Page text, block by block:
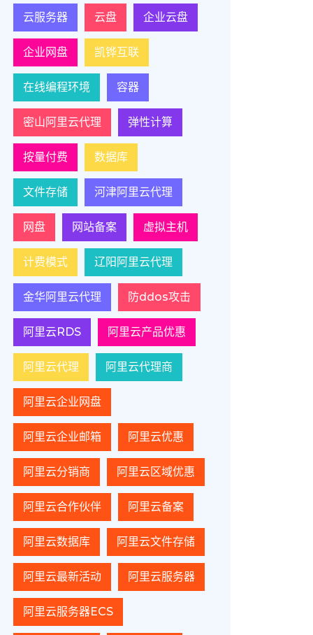
云服务器 云盘 企业云盘
企业网盘 凯铧互联
在线编程环境 容器
密山阿里云代理 弹性计算
按量付费 数据库
文件存储 河津阿里云代理
网盘 网站备案 虚拟主机
计费模式 辽阳阿里云代理
金华阿里云代理 防ddos攻击
阿里云RDS 阿里云产品优惠
阿里云代理 阿里云代理商
阿里云企业网盘
阿里云企业邮箱 阿里云优惠
阿里云分销商 阿里云区域优惠
阿里云合作伙伴 阿里云备案
阿里云数据库 阿里云文件存储
阿里云最新活动 阿里云服务器
阿里云服务器ECS